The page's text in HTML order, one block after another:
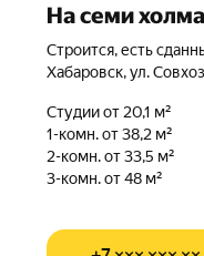
На семи
Строится, есть
Хабаровск, ул.
Студии от 20,1 м²
1-комн. от 38,2 м²
2-комн. от 33,5 м²
3-комн. от 48 м²